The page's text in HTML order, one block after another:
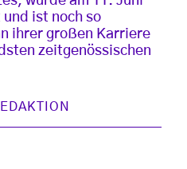
ist noch so
ihrer großen Karriere
zeitgenössischen